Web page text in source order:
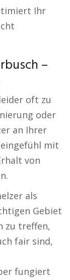
Ihr
–
oft zu
oder
an Ihrer
mit
von
als
Gebiet
zu treffen,
fair sind,
fungiert